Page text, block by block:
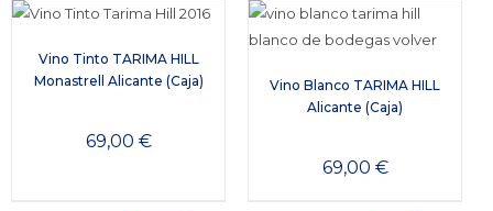
Vino Tinto TARIMA HILL
Monastrell Alicante (Caja)
69,00 €
Vino Blanco TARIMA HILL
Alicante (Caja)
69,00 €